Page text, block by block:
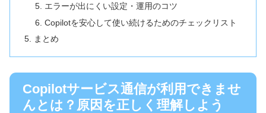
エラーが出にくい設定・運用のコツ
Copilotを安心して使い続けるためのチェックリスト
まとめ
Copilotサービス通信が利用できませ
んとは？原因を正しく理解しよう